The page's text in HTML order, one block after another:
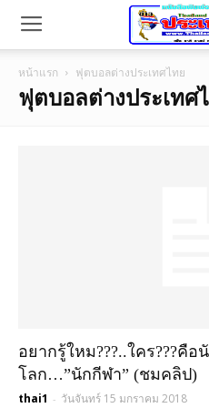
หน้าแรก ฟุตบอลต่างประเทศไทย
ฟุตบอลต่างประเทศ
อยากรู้ใหม???..ใคร???คื
โลก…”นักกีฬา” (ชมคลิป)
thai1 - วันจันทร์ 15 มกราคม 2018